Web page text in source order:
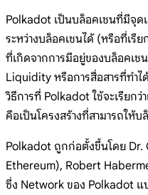
Polkadot เป็นบล็อคเชนที่มีจุด
ระหว่างบล็อคเชนได้ (หรือที่เ
ที่เกิดจากการมีอยู่ของบล็อคเช
Liquidity หรือการสื่อสารที่ทำ
วิธีการที่ Polkadot ใช้จะเรียก
คือเป็นโครงสร้างที่สามารถให้
Polkadot ถูกก่อตั้งขึ้นโดย
Ethereum), Robert
ซึ่ง Network ของ Polkadot